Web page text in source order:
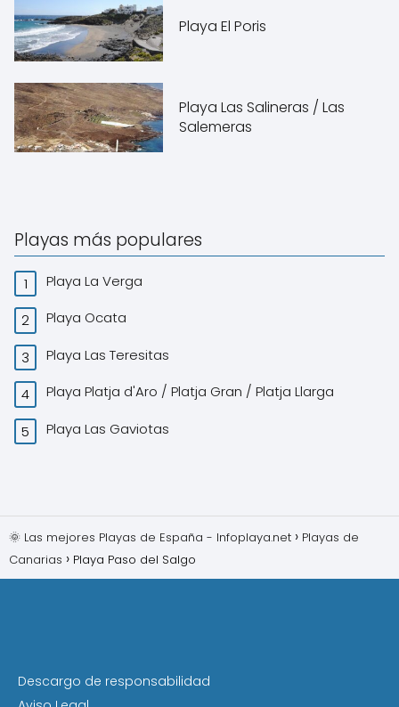
Playa El Poris
Playa Las Salineras / Las
Salemeras
Playas más populares
Playa La Verga
Playa Ocata
Playa Las Teresitas
Playa Platja d'Aro / Platja Gran / Platja Llarga
Playa Las Gaviotas
🌞 Las mejores Playas de España - Infoplaya.net
Playas de
Canarias
Playa Paso del Salgo
Descargo de responsabilidad